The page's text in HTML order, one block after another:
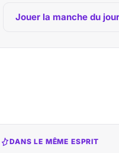
Jouer la manche du
DANS LE MÊME ESPRIT